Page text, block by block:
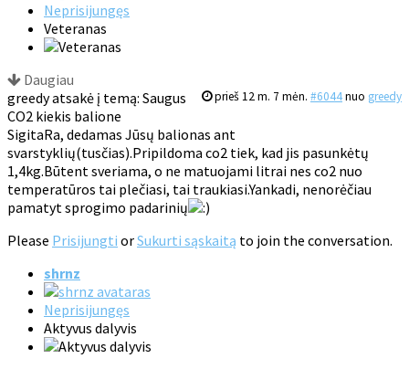
Neprisijungęs
Veteranas
Daugiau
prieš 12 m. 7 mėn. #6044nuo greedy
greedy atsakė į temą: Saugus
CO2 kiekis balione
SigitaRa, dedamas Jūsų balionas ant
svarstyklių(tusčias).Pripildoma co2 tiek, kad jis pasunkėtų
1,4kg.Būtent sveriama, o ne matuojami litrai nes co2 nuo
temperatūros tai plečiasi, tai traukiasi.Yankadi, nenorėčiau
pamatyt sprogimo padarinių
Please Prisijungti orSukurti sąskaitą to join the conversation.
shrnz
Neprisijungęs
Aktyvus dalyvis